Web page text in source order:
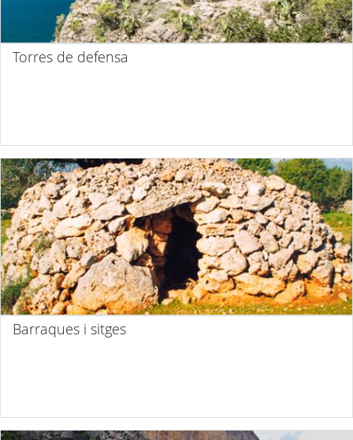
Torres de defensa
Barraques i sitges